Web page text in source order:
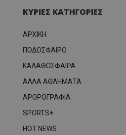
ΚΥΡΙΕΣ ΚΑΤΗΓΟΡΙΕΣ
ΑΡΧΙΚΗ
ΠΟΔΟΣΦΑΙΡΟ
ΚΑΛΑΘΟΣΦΑΙΡΑ
ΑΛΛΑ ΑΘΛΗΜΑΤΑ
ΑΡΘΡΟΓΡΑΦΙΑ
SPORTS+
HOT NEWS